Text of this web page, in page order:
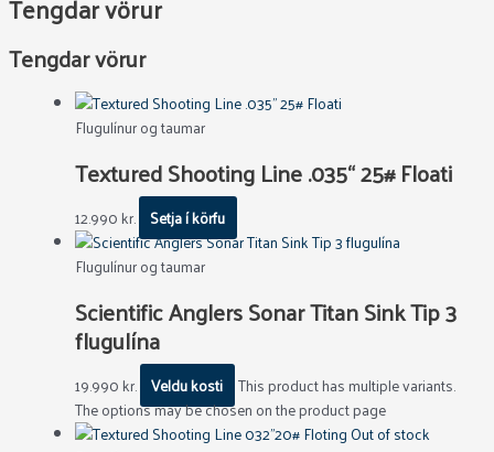
Tengdar vörur
Flugulínur og taumar
Textured Shooting Line .035“ 25# Floati
12.990kr. Setja í körfu
Flugulínur og taumar
Scientific Anglers Sonar Titan Sink Tip 3
flugulína
19.990kr. Veldu kosti This product has multiple variants.
The options may be chosen on the product page
Out of stock